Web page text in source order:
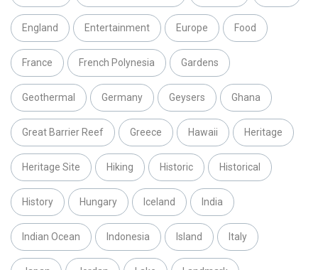
England Entertainment Europe Food
France French Polynesia Gardens
Geothermal Germany Geysers Ghana
Great Barrier Reef Greece Hawaii Heritage
Heritage Site Hiking Historic Historical
History Hungary Iceland India
Indian Ocean Indonesia Island Italy